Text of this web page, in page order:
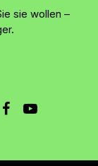
sie wollen –